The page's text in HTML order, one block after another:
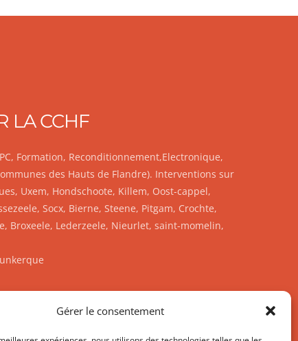
Gérer le consentement
LA CCHF
Formation, Reconditionnement,Electronique,
des Hauts de Flandre). Interventions sur
Uxem, Hondschoote, Killem, Oost-cappel,
Socx, Bierne, Steene, Pitgam, Crochte,
Broxeele, Lederzeele, Nieurlet, saint-momelin,